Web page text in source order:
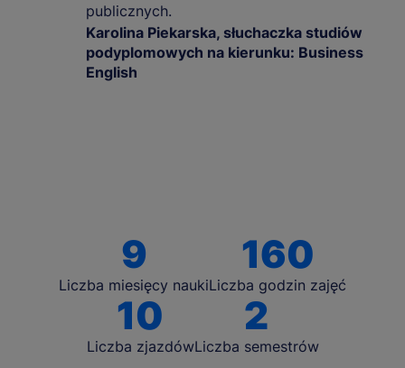
publicznych.
Karolina Piekarska, słuchaczka studiów
podyplomowych na kierunku: Business
English
9
Liczba miesięcy nauki
160
Liczba godzin zajęć
10
Liczba zjazdów
2
Liczba semestrów